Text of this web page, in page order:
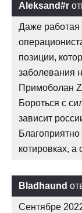
Aleksand#r
Даже работая
позиции,
заболевания
Примоболан
Бороться с
зависит
котировках,
Bladhaund
Сентябре